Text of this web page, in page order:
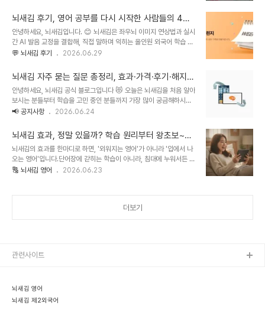
유는 의지가 약해서가 ..
뇌 이미지 연상법과 실시간 AI 발음 교정을 결합해, 직접 말하며 익히
는 올인원 영어·외국어 학습 시스템입니다.이번 글에서는 뇌새김을 처
음 알아보시는 분들을 위해 시작 방법과 가격, 결제·환불, 그리고 '평생
소장'이라는 관점에서 본 가성비까지 순서대로 정리했습니다.뇌새김
시작 방법뇌새김은 공식 홈페이지와 이벤트 페이지, 두 경로로 시작할
통화로 목표·..
뇌새김 후기, 영어 공부를 다시 시작한 사람들의 4주
하루한장 챌린지 완주기
안녕하세요, 뇌새김입니다. 😊 뇌새김은 좌우뇌 이미지 연상법과 실시
간 AI 발음 교정을 결합해, 직접 말하며 익히는 올인원 외국어 학습 시
스템입니다. 영어뿐 아니라 일본어·중국어·스페인어까지 한 기기에서
지'에 참여해주신 실제 회원님들의 후기를 모아봤습니다. 지금까지 세
시즌이 마무리됐고, 누적 지원자 557명, 등록된 후기 779개가 쌓였
답니다. (현재는 4기 2주차가 한창 진행 중이에요.)후기를 하나하나
읽다 보면 신기하게도 공통점이 보여요. 거창한 결심이 아니라, 하루
한 장씩 채운 작은 성취가 4주간 쌓여 '습관'이 됐다는 점입니다. 📑
어..
💬 뇌새김 후기 2026.06.29
뇌새김 자주 묻는 질문 총정리, 효과·가격·후기·해지까
지 한눈에 (공식 FAQ)
안녕하세요, 뇌새김 공식 블로그입니다 😻 오늘은 뇌새김을 처음 알아
보시는 분들부터 학습을 고민 중인 분들까지 가장 많이 궁금해하시는
질문들을 한곳에 모아 정리해 보았습니다. "정말 효과가 있나요?""가
게 진행되나요?" 실제로 고객센터와 상담 과정에서 자주 문의 주시는
내용들을 중심으로 공식 답변을 준비했으니, 뇌새김이 궁금하셨다면
이번 글에서 한 번에 확인해 보세요! 뇌새김은 좌우뇌를 동시에 자극하
는 듀얼 코딩 연상법과 실시간 AI 발음 교정을 결합한, 직접 말하며 익
히는 올인원 영어·외국어 학습 시스템입니다. 처음 알아보실 때 가장
📢 공지사항 2026.06.24
뇌새김 효과, 정말 있을까? 학습 원리부터 왕초보~C
NN 레벨별 효과까지
뇌새김의 효과를 한마디로 하면, '외워지는 영어'가 아니라 '입에서 나
오는 영어'입니다.단어장에 갇히는 학습이 아니라, 침대에 누워서든 퇴
근길 지하철에서든 하루 10분 영어를 실제로 써보게 만드는 데 초점이
방구석 1:1 AI 발음 코치4. 하루 10분, 침대 위에서 쌓는 습관5. 왕초
🔠 뇌새김 영어 2026.06.23
더보기
뇌새김 영어
뇌새김 제2외국어
관련사이트